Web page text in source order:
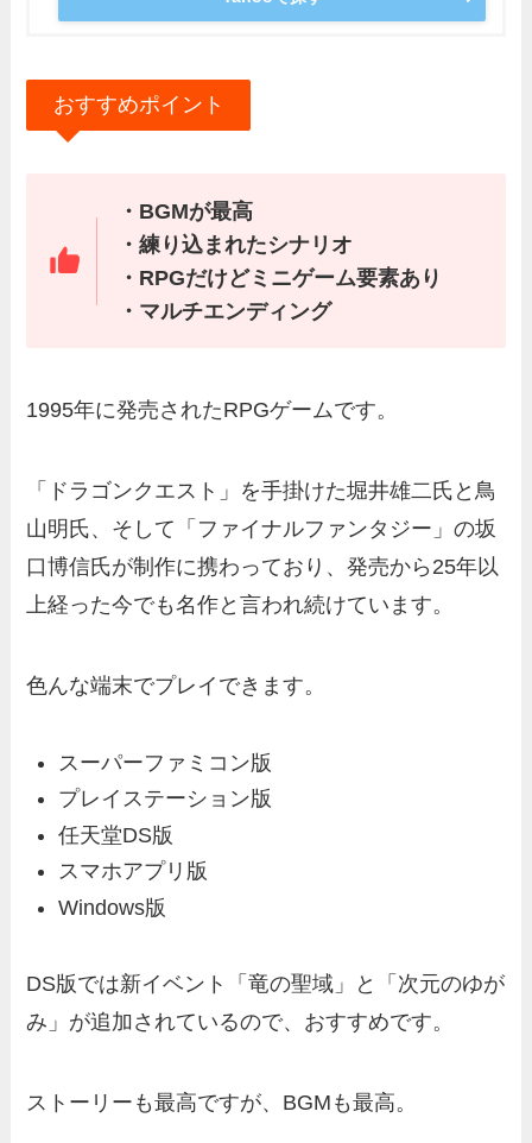
おすすめポイント
・BGMが最高
・練り込まれたシナリオ
・RPGだけどミニゲーム要素あり
・マルチエンディング
1995年に発売されたRPGゲームです。
「ドラゴンクエスト」を手掛けた堀井雄二氏と鳥
山明氏、そして「ファイナルファンタジー」の坂
口博信氏が制作に携わっており、発売から25年以
上経った今でも名作と言われ続けています。
色んな端末でプレイできます。
スーパーファミコン版
プレイステーション版
任天堂DS版
スマホアプリ版
Windows版
DS版では新イベント「竜の聖域」と「次元のゆが
み」が追加されているので、おすすめです。
ストーリーも最高ですが、BGMも最高。